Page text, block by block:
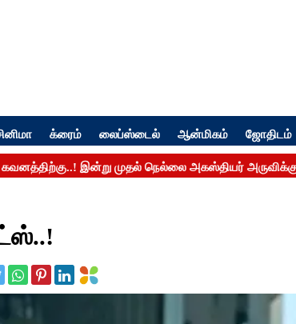
க்ரைம் லைப்ஸ்டைல் ஆன்மிகம் ஜோதிடம்